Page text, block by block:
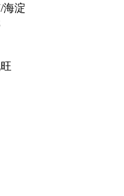
海淀